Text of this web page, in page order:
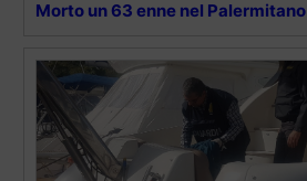
Morto un 63 enne nel Palermitano